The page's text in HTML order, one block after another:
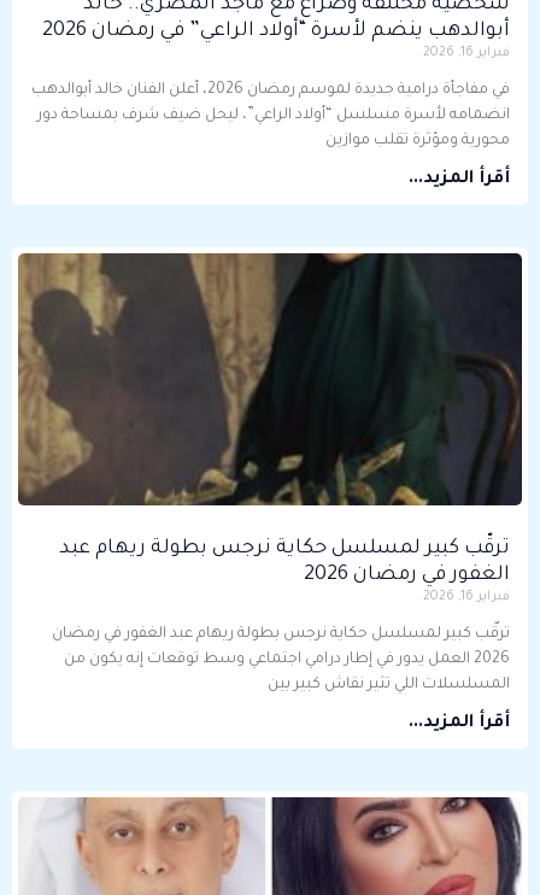
شخصيه مختلفه وصراع مع ماجد المصري.. خالد
أبوالدهب ينضم لأسرة “أولاد الراعي” في رمضان 2026
فبراير 16, 2026
في مفاجأة درامية جديدة لموسم رمضان 2026، أعلن الفنان خالد أبوالدهب
انضمامه لأسرة مسلسل “أولاد الراعي”، ليحل ضيف شرف بمساحة دور
محورية ومؤثرة تقلب موازين
أقرأ المزيد...
ترقّب كبير لمسلسل حكاية نرجس بطولة ريهام عبد
الغفور في رمضان 2026
فبراير 16, 2026
ترقّب كبير لمسلسل حكاية نرجس بطولة ريهام عبد الغفور في رمضان
2026 العمل يدور في إطار درامي اجتماعي وسط توقعات إنه يكون من
المسلسلات اللي تثير نقاش كبير بين
أقرأ المزيد...